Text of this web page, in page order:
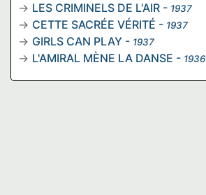
LES CRIMINELS DE L'AIR - 1937
CETTE SACRÉE VÉRITÉ - 1937
GIRLS CAN PLAY - 1937
L'AMIRAL MÈNE LA DANSE - 1936